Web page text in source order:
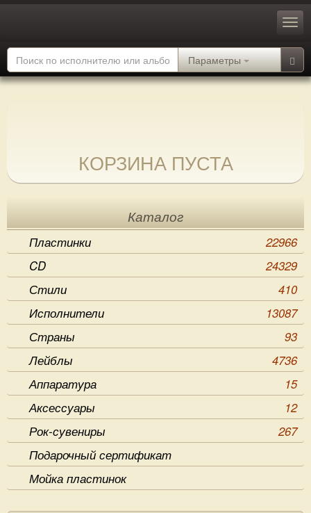
Параметры
КОРЗИНА ПУСТА
Каталог
Пластинки
22966
CD
24329
Стили
410
Исполнители
13087
Страны
93
Лейблы
4736
Аппаратура
15
Аксессуары
12
Рок-сувениры
267
Подарочный сертификат
Мойка пластинок